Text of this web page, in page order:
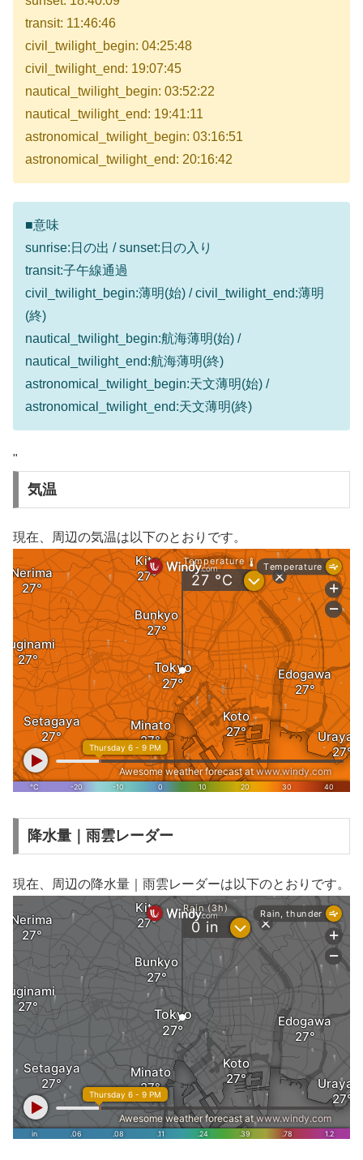
transit: 11:46:46
civil_twilight_begin: 04:25:48
civil_twilight_end: 19:07:45
nautical_twilight_begin: 03:52:22
nautical_twilight_end: 19:41:11
astronomical_twilight_begin: 03:16:51
astronomical_twilight_end: 20:16:42
■意味
sunrise:日の出 / sunset:日の入り
transit:子午線通過
civil_twilight_begin:薄明(始) / civil_twilight_end:薄明
(終)
nautical_twilight_begin:航海薄明(始) /
nautical_twilight_end:航海薄明(終)
astronomical_twilight_begin:天文薄明(始) /
astronomical_twilight_end:天文薄明(終)
"
気温
現在、周辺の気温は以下のとおりです。
降水量｜雨雲レーダー
現在、周辺の降水量｜雨雲レーダーは以下のとおりです。